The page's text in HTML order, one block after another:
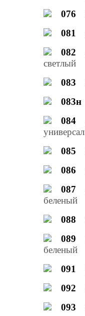
076
081
082
светлый
083
083н
084
универсал
085
086
087
беленый
088
089
беленый
091
092
093